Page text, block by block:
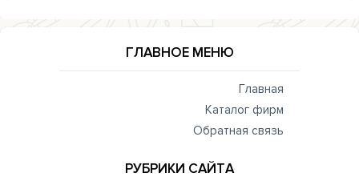
ГЛАВНОЕ МЕНЮ
Главная
Каталог фирм
Обратная связь
РУБРИКИ САЙТА